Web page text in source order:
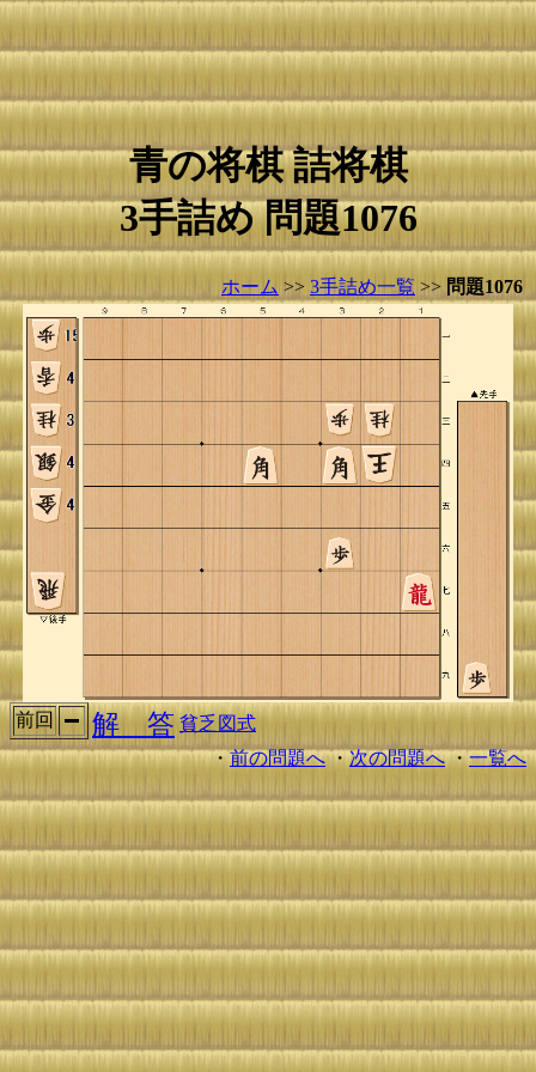
青の将棋 詰将棋
3手詰め 問題1076
ホーム >> 3手詰め一覧 >> 問題1076
前回 解 答 貧乏図式
・前の問題へ・次の問題へ・一覧へ